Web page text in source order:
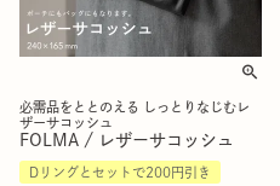
必需品をととのえる しっとりなじむレ
ザーサコッシュ
FOLMA / レザーサコッシュ
Dリングとセットで200円引き